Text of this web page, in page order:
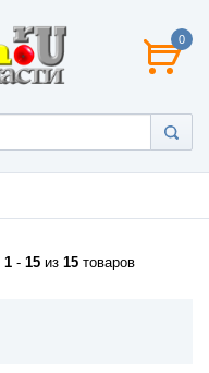
0
1 - 15 из 15 товаров